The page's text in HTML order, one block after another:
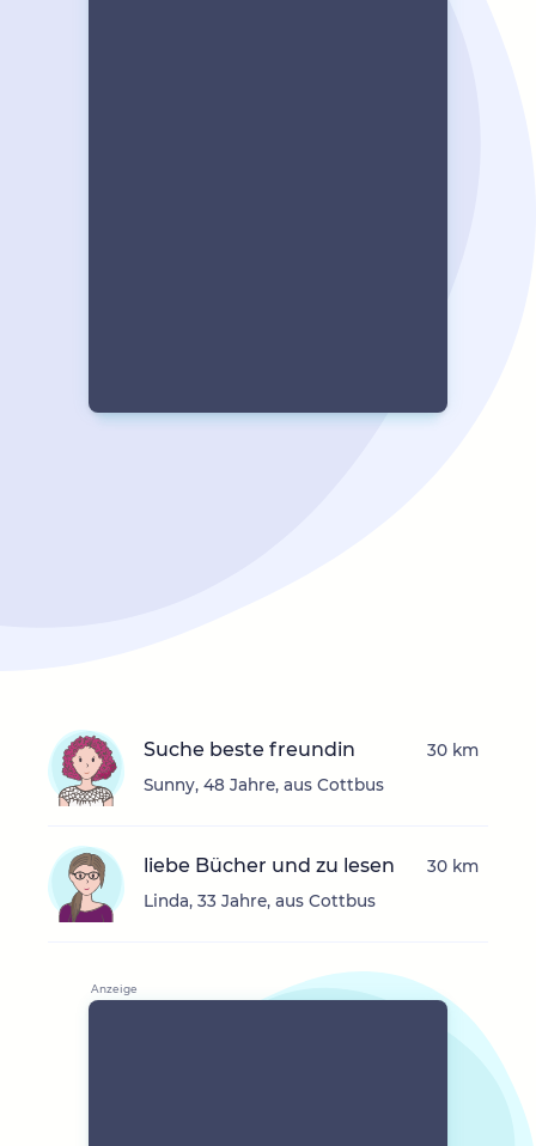
Suche beste freundin
Sunny, 48 Jahre, aus Cottbus
30 km
liebe Bücher und zu lesen
Linda, 33 Jahre, aus Cottbus
30 km